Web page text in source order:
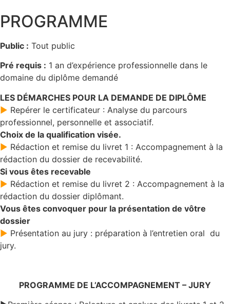
PROGRAMME
Public : Tout public
Pré requis : 1 an d’expérience professionnelle dans le
domaine du diplôme demandé
LES DÉMARCHES POUR LA DEMANDE DE DIPLÔME
► Repérer le certificateur : Analyse du parcours
professionnel, personnelle et associatif.
Choix de la qualification visée.
► Rédaction et remise du livret 1 : Accompagnement à la
rédaction du dossier de recevabilité.
Si vous êtes recevable
► Rédaction et remise du livret 2 : Accompagnement à la
rédaction du dossier diplômant.
Vous êtes convoquer pour la présentation de vôtre
dossier
► Présentation au jury : préparation à l’entretien oral du
jury.
PROGRAMME DE L’ACCOMPAGNEMENT – JURY